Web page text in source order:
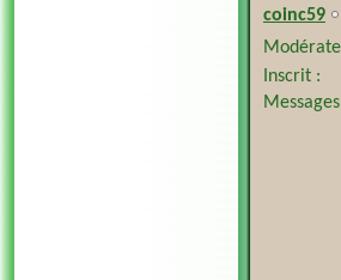
coinc59
Inscrit
Messages